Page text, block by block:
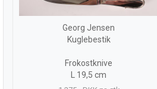
Georg Jensen
Kuglebestik
Frokostknive
L 19,5 cm